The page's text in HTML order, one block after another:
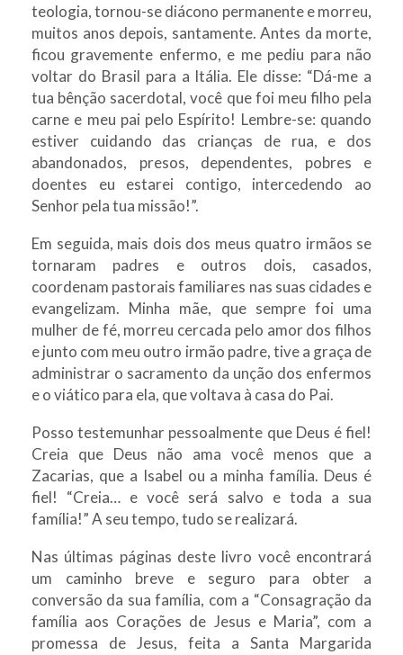
teologia, tornou-se diácono permanente e morreu,
muitos anos depois, santamente. Antes da morte,
ficou gravemente enfermo, e me pediu para não
voltar do Brasil para a Itália. Ele disse: “Dá-me a
tua bênção sacerdotal, você que foi meu filho pela
carne e meu pai pelo Espírito! Lembre-se: quando
estiver cuidando das crianças de rua, e dos
abandonados, presos, dependentes, pobres e
doentes eu estarei contigo, intercedendo ao
Senhor pela tua missão!”.
Em seguida, mais dois dos meus quatro irmãos se
tornaram padres e outros dois, casados,
coordenam pastorais familiares nas suas cidades e
evangelizam. Minha mãe, que sempre foi uma
mulher de fé, morreu cercada pelo amor dos filhos
e junto com meu outro irmão padre, tive a graça de
administrar o sacramento da unção dos enfermos
e o viático para ela, que voltava à casa do Pai.
Posso testemunhar pessoalmente que Deus é fiel!
Creia que Deus não ama você menos que a
Zacarias, que a Isabel ou a minha família. Deus é
fiel! “Creia… e você será salvo e toda a sua
família!” A seu tempo, tudo se realizará.
Nas últimas páginas deste livro você encontrará
um caminho breve e seguro para obter a
conversão da sua família, com a “Consagração da
família aos Corações de Jesus e Maria”, com a
promessa de Jesus, feita a Santa Margarida